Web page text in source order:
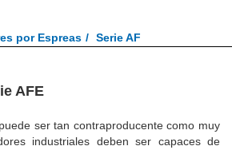
por Espreas
Serie AF
AFE
ser tan contraproducente como muy
industriales deben ser capaces de